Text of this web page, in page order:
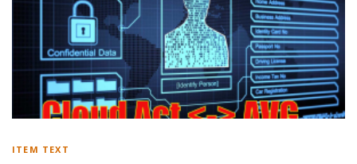
ITEM TEXT